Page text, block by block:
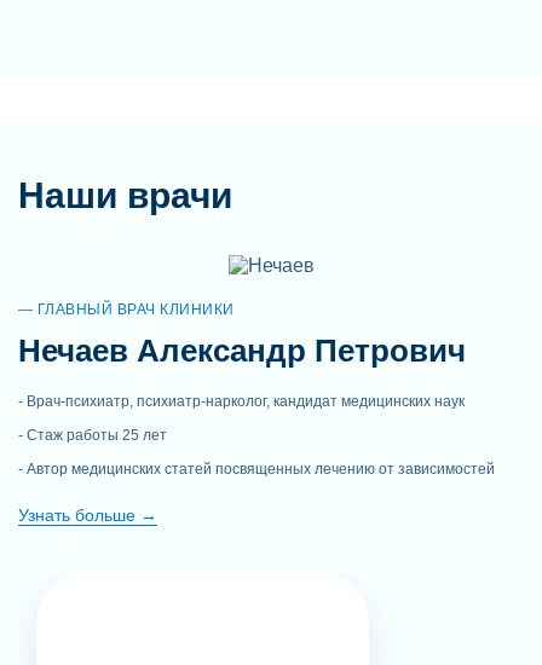
Наши врачи
ГЛАВНЫЙ ВРАЧ КЛИНИКИ
Нечаев Александр Петрович
Врач-психиатр, психиатр-нарколог, кандидат медицинских наук
Стаж работы 25 лет
Автор медицинских статей посвященных лечению от зависимостей
Узнать больше